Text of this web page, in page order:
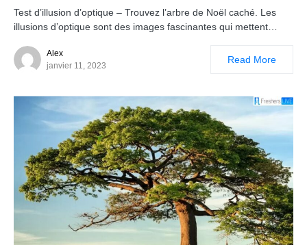
Test d’illusion d’optique – Trouvez l’arbre de Noël caché. Les
illusions d’optique sont des images fascinantes qui mettent…
Alex
janvier 11, 2023
Read More